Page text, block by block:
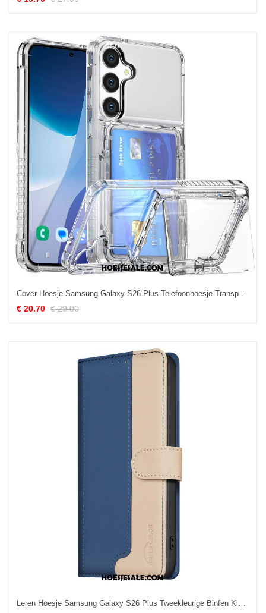
Cover Hoesje Samsung Galaxy S26 Plus Telefoonhoesje Transparante Kaarthouder En Standaard
€ 20.70 € 29.00
Leren Hoesje Samsung Galaxy S26 Plus Tweekleurige Binfen Kleur Bescherming Hoesje